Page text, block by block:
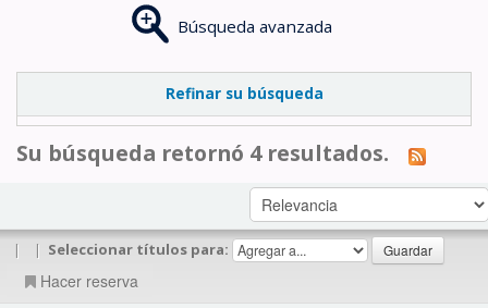
Búsqueda avanzada
Refinar su búsqueda
Su búsqueda retornó 4 resultados.
| | Seleccionar títulos para:
Hacer reserva